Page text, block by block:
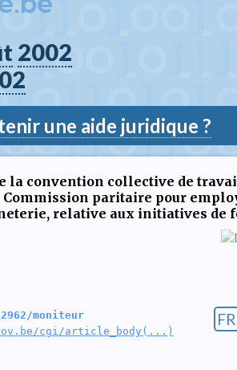
2002
une aide juridique ?
convention collective de
Commission paritaire pour
relative aux initiatives de
moniteur
cgi/article_body(...)